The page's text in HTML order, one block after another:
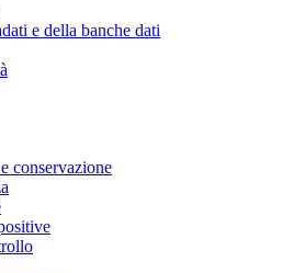
e della banche dati
conservazione